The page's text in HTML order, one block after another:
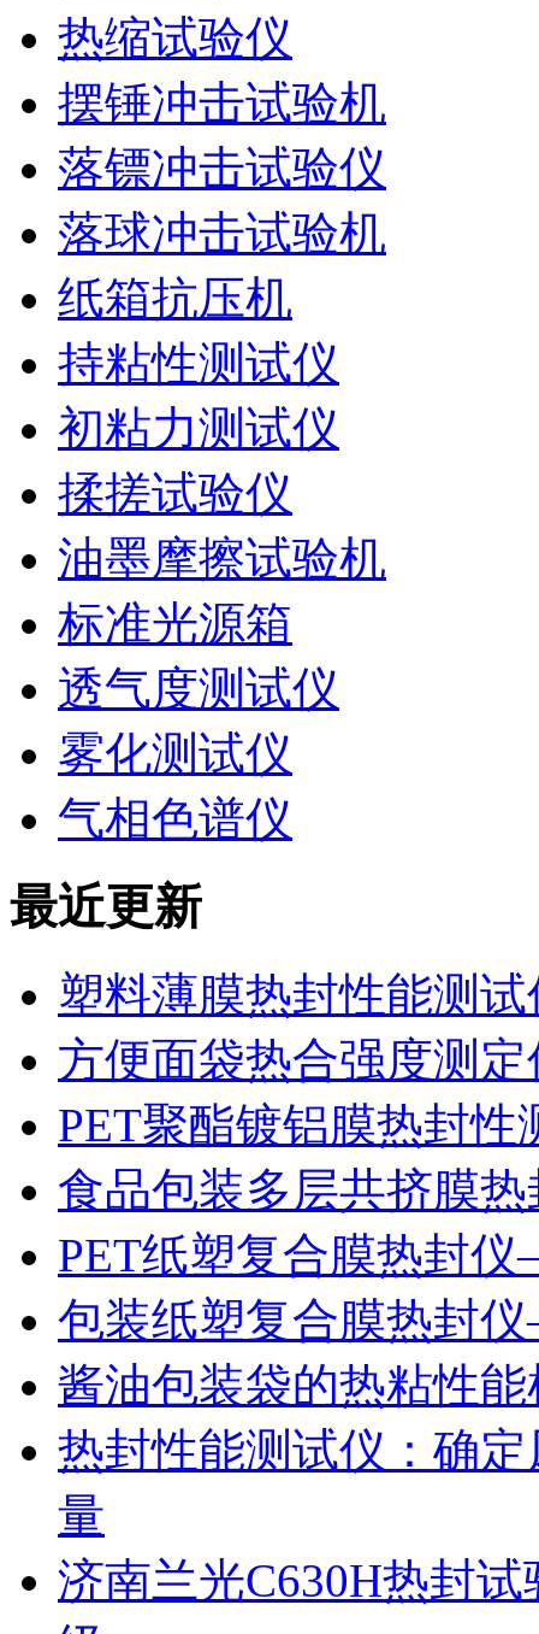
热缩试验仪
摆锤冲击试验机
落镖冲击试验仪
落球冲击试验机
纸箱抗压机
持粘性测试仪
初粘力测试仪
揉搓试验仪
油墨摩擦试验机
标准光源箱
透气度测试仪
雾化测试仪
气相色谱仪
最近更新
塑料薄膜热封性能测
方便面袋热合强度测
PET聚酯镀铝膜热封性
食品包装多层共挤膜
PET纸塑复合膜热封
包装纸塑复合膜热封
酱油包装袋的热粘性
热封性能测试仪：确
量
济南兰光C630H热封